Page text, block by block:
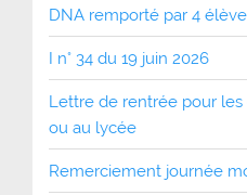
DNA remporté par 4
I n° 34 du 19 juin 2026
Lettre de rentrée pour
ou au lycée
Remerciement journée